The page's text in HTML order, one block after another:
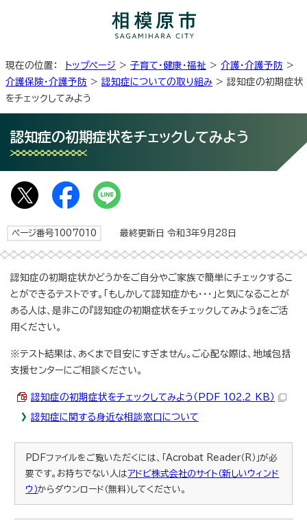
現在の位置： トップページ > 子育て・健康・福祉 > 介護・介護予防 >
介護保険・介護予防 > 認知症についての取り組み > 認知症の初期症状
をチェックしてみよう
認知症の初期症状をチェックしてみよう
ページ番号1007010 最終更新日 令和3年9月28日
認知症の初期症状かどうかをご自分やご家族で簡単にチェックするこ
とができるテストです。「もしかして認知症かも・・・」と気になることが
ある人は、是非この『認知症の初期症状をチェックしてみよう』をご活
用ください。
※テスト結果は、あくまで目安にすぎません。ご心配な際は、地域包括
支援センターにご相談ください。
認知症の初期症状をチェックしてみよう（PDF 102.2 KB）
認知症に関する身近な相談窓口について
PDFファイルをご覧いただくには、「Acrobat Reader（R）」が必
要です。お持ちでない人はアドビ株式会社のサイト（新しいウィンド
ウ）からダウンロード（無料）してください。